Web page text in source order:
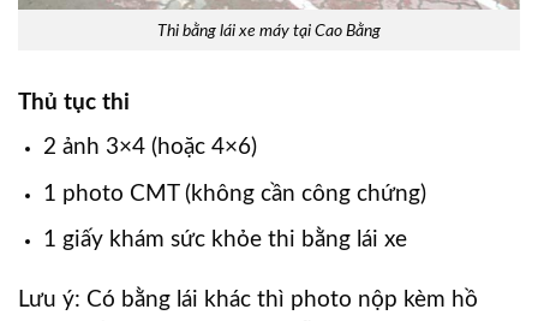
Thi bằng lái xe máy tại Cao Bằng
Thủ tục thi
2 ảnh 3×4 (hoặc 4×6)
1 photo CMT (không cần công chứng)
1 giấy khám sức khỏe thi bằng lái xe
Lưu ý: Có bằng lái khác thì photo nộp kèm hồ